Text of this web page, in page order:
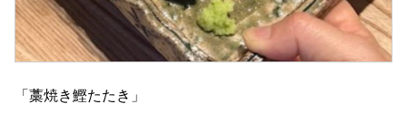
「藁焼き鰹たたき」